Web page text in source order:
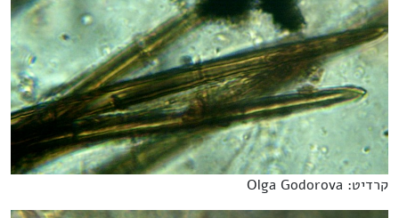
קרדיט: Olga Godorova